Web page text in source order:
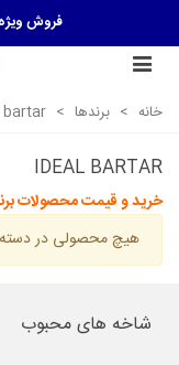
فروش
خانه > برندها >
bartar
IDEAL BARTAR
خرید و قیمت محصولات
هیچ محصولی در دسته
شاخه های محبوب